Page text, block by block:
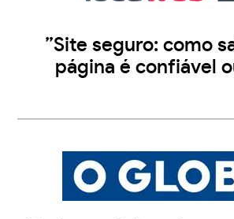
”Site seguro: como
página é confiável